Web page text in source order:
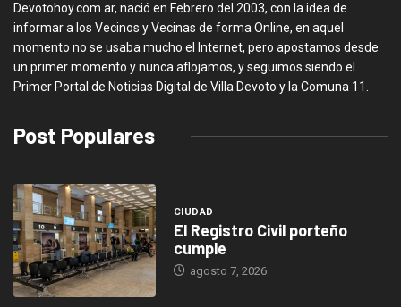
Devotohoy.com.ar, nació en Febrero del 2003, con la idea de
informar a los Vecinos y Vecinas de forma Online, en aquel
momento no se usaba mucho el Internet, pero apostamos desde
un primer momento y nunca aflojamos, y seguimos siendo el
Primer Portal de Noticias Digital de Villa Devoto y la Comuna 11.
Post Populares
CIUDAD
El Registro Civil porteño
cumple
agosto 7, 2026